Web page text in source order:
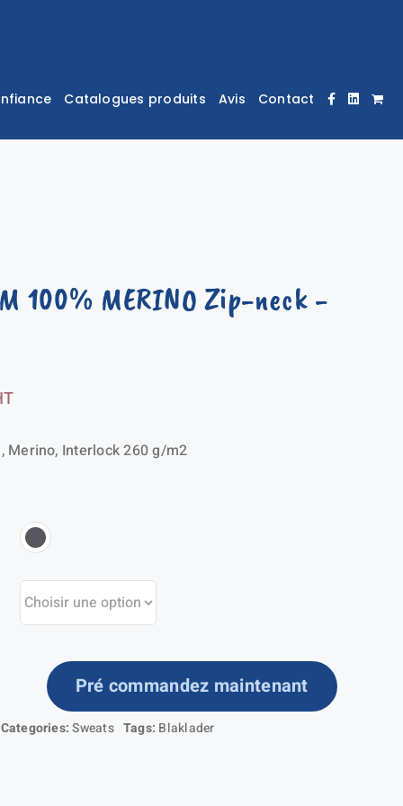
Catalogues produits Avis Contact
100% MERINO Zip-neck -
Merino, Interlock 260 g/m2
Pré commandez maintenant
Categories:Sweats Tags: Blaklader